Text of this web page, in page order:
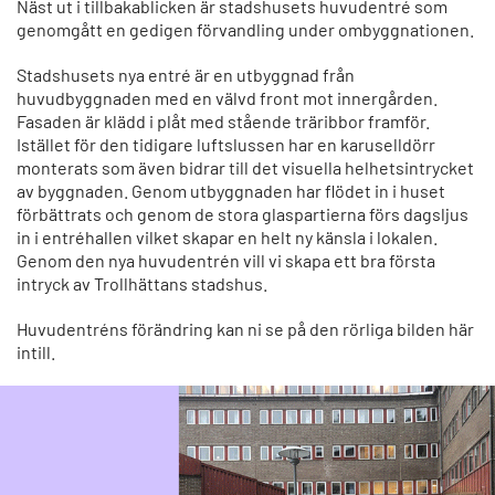
Näst ut i tillbakablicken är stadshusets huvudentré som
genomgått en gedigen förvandling under ombyggnationen.
Stadshusets nya entré är en utbyggnad från
huvudbyggnaden med en välvd front mot innergården.
Fasaden är klädd i plåt med stående träribbor framför.
Istället för den tidigare luftslussen har en karuselldörr
monterats som även bidrar till det visuella helhetsintrycket
av byggnaden. Genom utbyggnaden har flödet in i huset
förbättrats och genom de stora glaspartierna förs dagsljus
in i entréhallen vilket skapar en helt ny känsla i lokalen.
Genom den nya huvudentrén vill vi skapa ett bra första
intryck av Trollhättans stadshus.
Huvudentréns förändring kan ni se på den rörliga bilden här
intill.